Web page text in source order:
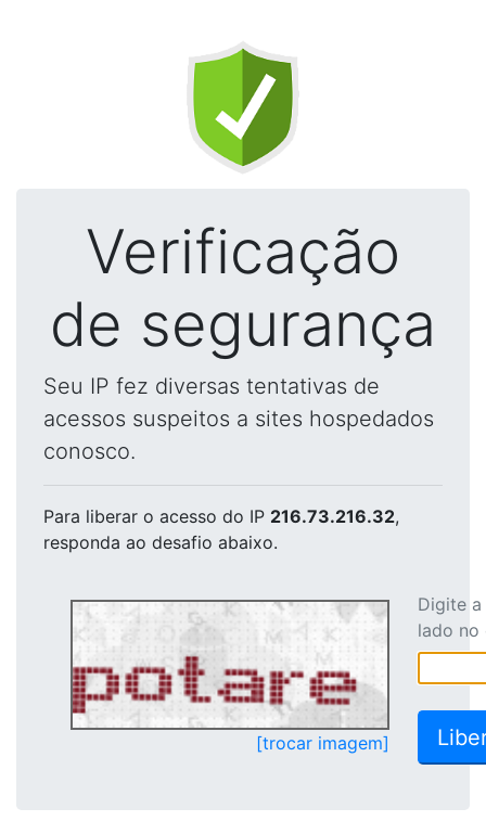
Verificação
de segurança
Seu IP fez diversas tentativas de
acessos suspeitos a sites hospedados
conosco.
Para liberar o acesso do IP 216.73.216.32,
responda ao desafio abaixo.
[trocar imagem]
Digite
lado no